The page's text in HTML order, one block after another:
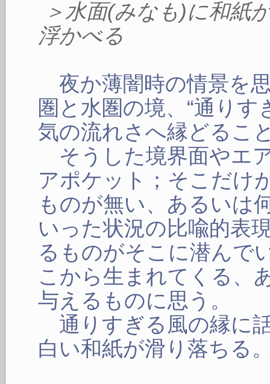
＞水面(みなも)に和
浮かべる
夜か薄闇時の情景を
圏と水圏の境、“通り
気の流れさへ縁どるこ
そうした境界面やエ
アポケット；そこだけ
ものが無い、あるいは
いった状況の比喩的表
るものがそこに潜んで
こから生まれてくる、
与えるものに思う。
通りすぎる風の縁に
白い和紙が滑り落ちる